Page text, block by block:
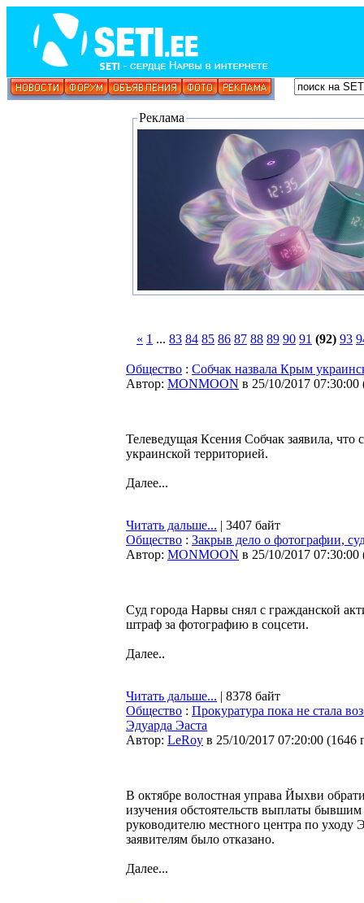
Реклама
« 1 ... 83 84 85 86 87 88 89 90 91 (92) 93
Общество : Собчак назвала Крым
Автор: MONMOON в 25/10/2017 07:30:00
Телеведущая Ксения Собчак заявила,
украинской территорией.
Далее...
Читать дальше... | 3407 байт
Общество : Закрыв дело о фотографии,
Автор: MONMOON в 25/10/2017 07:30:00
Суд города Нарвы снял с гражданской
штраф за фотографию в соцсети.
Далее..
Читать дальше... | 8378 байт
Общество : Прокуратура пока не стала
Эдуарда Эаста
Автор: LeRoy в 25/10/2017 07:20:00 (1646
В октябре волостная управа Йыхви
изучения обстоятельств выплаты
руководителю местного центра по уходу
заявителям было отказано.
Далее...